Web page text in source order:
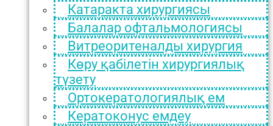
Катаракта хирургиясы
Балалар офтальмологиясы
Витреоритеналды хирургия
Көру қабілетін хирургиялық
түзету
Ортокератологиялық ем
Кератоконус емдеу